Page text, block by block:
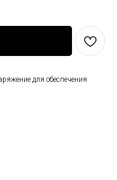
для обеспечения